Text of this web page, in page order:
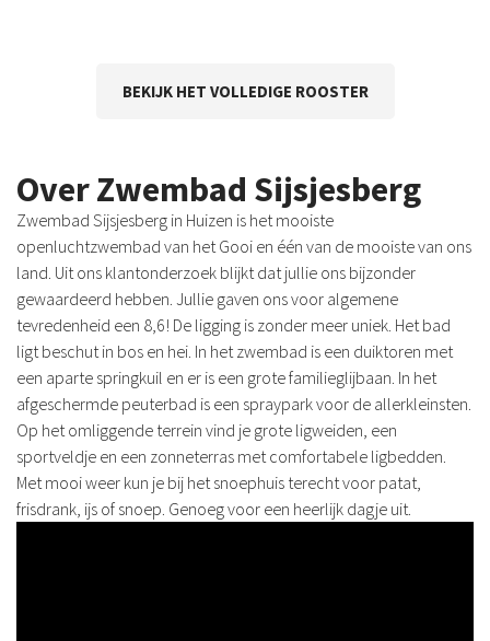
BEKIJK HET VOLLEDIGE ROOSTER
Over Zwembad Sijsjesberg
Zwembad Sijsjesberg in Huizen is het mooiste
openluchtzwembad van het Gooi en één van de mooiste van ons
land. Uit ons klantonderzoek blijkt dat jullie ons bijzonder
gewaardeerd hebben. Jullie gaven ons voor algemene
tevredenheid een 8,6! De ligging is zonder meer uniek. Het bad
ligt beschut in bos en hei. In het zwembad is een duiktoren met
een aparte springkuil en er is een grote familieglijbaan. In het
afgeschermde peuterbad is een spraypark voor de allerkleinsten.
Op het omliggende terrein vind je grote ligweiden, een
sportveldje en een zonneterras met comfortabele ligbedden.
Met mooi weer kun je bij het snoephuis terecht voor patat,
frisdrank, ijs of snoep. Genoeg voor een heerlijk dagje uit.